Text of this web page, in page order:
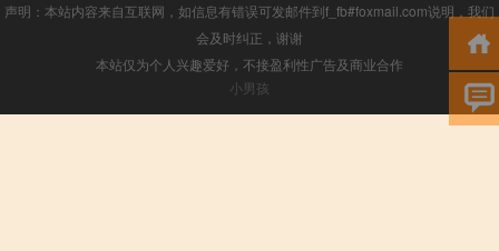
声明：本站内容来自互联网，如信息有错误可发邮件到f_fb#foxmail.com说明，我们
会及时纠正，谢谢
本站仅为个人兴趣爱好，不接盈利性广告及商业合作
小男孩